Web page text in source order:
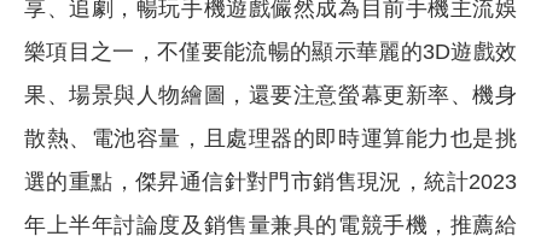
享、追劇，暢玩手機遊戲儼然成為目前手機主流娛
樂項目之一，不僅要能流暢的顯示華麗的3D遊戲效
果、場景與人物繪圖，還要注意螢幕更新率、機身
散熱、電池容量，且處理器的即時運算能力也是挑
選的重點，傑昇通信針對門市銷售現況，統計2023
年上半年討論度及銷售量兼具的電競手機，推薦給